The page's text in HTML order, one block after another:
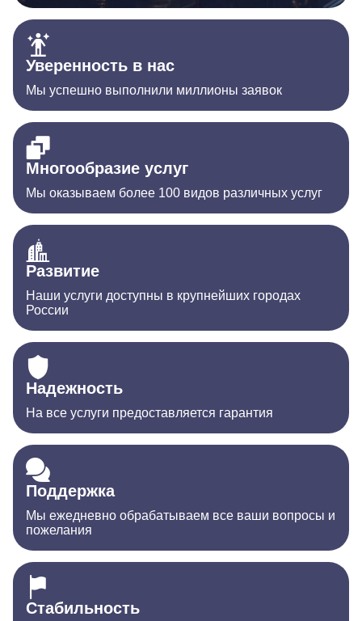
Уверенность в нас
Мы успешно выполнили миллионы заявок
Многообразие услуг
Мы оказываем более 100 видов различных услуг
Развитие
Наши услуги доступны в крупнейших городах
России
Надежность
На все услуги предоставляется гарантия
Поддержка
Мы ежедневно обрабатываем все ваши вопросы и
пожелания
Стабильность